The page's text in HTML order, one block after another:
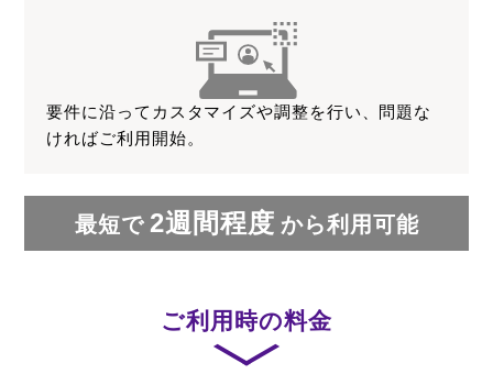
要件に沿ってカスタマイズや調整を行い、問題な
ければご利用開始。
最短で 2週間程度 から利用可能
ご利用時の料金